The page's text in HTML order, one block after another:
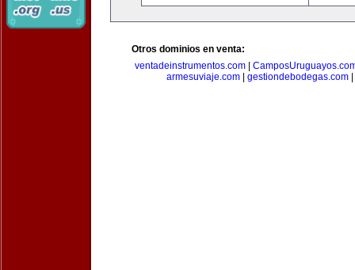
Otros dominios en venta:
ventadeinstrumentos.com
armesuviaje.com| gestiondebodegas.com|